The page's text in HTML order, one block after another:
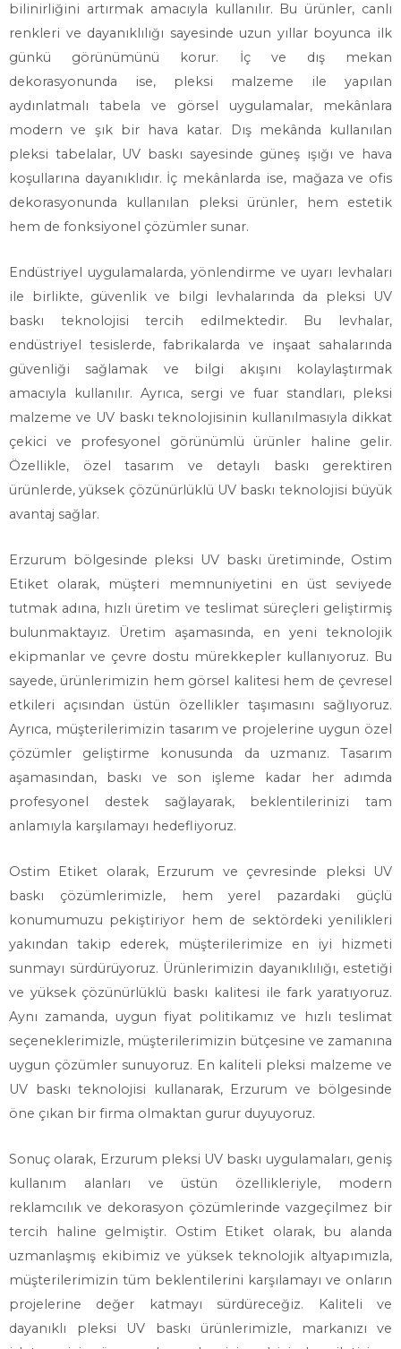
bilinirliğini artırmak amacıyla kullanılır. Bu ürünler, canlı
renkleri ve dayanıklılığı sayesinde uzun yıllar boyunca ilk
günkü görünümünü korur. İç ve dış mekan
dekorasyonunda ise, pleksi malzeme ile yapılan
aydınlatmalı tabela ve görsel uygulamalar, mekânlara
modern ve şık bir hava katar. Dış mekânda kullanılan
pleksi tabelalar, UV baskı sayesinde güneş ışığı ve hava
koşullarına dayanıklıdır. İç mekânlarda ise, mağaza ve ofis
dekorasyonunda kullanılan pleksi ürünler, hem estetik
hem de fonksiyonel çözümler sunar.
Endüstriyel uygulamalarda, yönlendirme ve uyarı levhaları
ile birlikte, güvenlik ve bilgi levhalarında da pleksi UV
baskı teknolojisi tercih edilmektedir. Bu levhalar,
endüstriyel tesislerde, fabrikalarda ve inşaat sahalarında
güvenliği sağlamak ve bilgi akışını kolaylaştırmak
amacıyla kullanılır. Ayrıca, sergi ve fuar standları, pleksi
malzeme ve UV baskı teknolojisinin kullanılmasıyla dikkat
çekici ve profesyonel görünümlü ürünler haline gelir.
Özellikle, özel tasarım ve detaylı baskı gerektiren
ürünlerde, yüksek çözünürlüklü UV baskı teknolojisi büyük
avantaj sağlar.
Erzurum bölgesinde pleksi UV baskı üretiminde, Ostim
Etiket olarak, müşteri memnuniyetini en üst seviyede
tutmak adına, hızlı üretim ve teslimat süreçleri geliştirmiş
bulunmaktayız. Üretim aşamasında, en yeni teknolojik
ekipmanlar ve çevre dostu mürekkepler kullanıyoruz. Bu
sayede, ürünlerimizin hem görsel kalitesi hem de çevresel
etkileri açısından üstün özellikler taşımasını sağlıyoruz.
Ayrıca, müşterilerimizin tasarım ve projelerine uygun özel
çözümler geliştirme konusunda da uzmanız. Tasarım
aşamasından, baskı ve son işleme kadar her adımda
profesyonel destek sağlayarak, beklentilerinizi tam
anlamıyla karşılamayı hedefliyoruz.
Ostim Etiket olarak, Erzurum ve çevresinde pleksi UV
baskı çözümlerimizle, hem yerel pazardaki güçlü
konumumuzu pekiştiriyor hem de sektördeki yenilikleri
yakından takip ederek, müşterilerimize en iyi hizmeti
sunmayı sürdürüyoruz. Ürünlerimizin dayanıklılığı, estetiği
ve yüksek çözünürlüklü baskı kalitesi ile fark yaratıyoruz.
Aynı zamanda, uygun fiyat politikamız ve hızlı teslimat
seçeneklerimizle, müşterilerimizin bütçesine ve zamanına
uygun çözümler sunuyoruz. En kaliteli pleksi malzeme ve
UV baskı teknolojisi kullanarak, Erzurum ve bölgesinde
öne çıkan bir firma olmaktan gurur duyuyoruz.
Sonuç olarak, Erzurum pleksi UV baskı uygulamaları, geniş
kullanım alanları ve üstün özellikleriyle, modern
reklamcılık ve dekorasyon çözümlerinde vazgeçilmez bir
tercih haline gelmiştir. Ostim Etiket olarak, bu alanda
uzmanlaşmış ekibimiz ve yüksek teknolojik altyapımızla,
müşterilerimizin tüm beklentilerini karşılamayı ve onların
projelerine değer katmayı sürdüreceğiz. Kaliteli ve
dayanıklı pleksi UV baskı ürünlerimizle, markanızı ve